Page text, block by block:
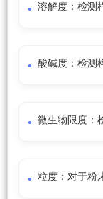
溶解度：检测
酸碱度：检测
微生物限度：
粒度：对于粉